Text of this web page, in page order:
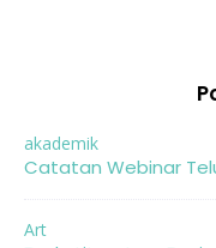
akademik
Catatan Webinar
Art